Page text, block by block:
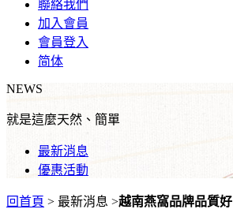
聯絡我們
加入會員
會員登入
简体
NEWS
就是這麼天然、簡單
最新消息
優惠活動
回首頁 > 最新消息 >越南燕窩品牌品質好